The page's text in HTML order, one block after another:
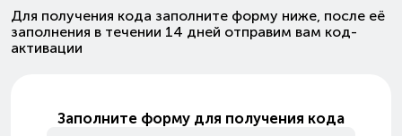
Для получения кода заполните форму ниже, после её
заполнения в течении 14 дней отправим вам код-
активации
Заполните форму для получения кода